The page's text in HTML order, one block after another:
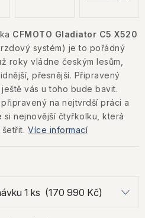
údajů
CFMOTO Gladiator C5 X520
systém) je to pořádný
roky vládne českým lesům,
přesnější. Připravený
vás u toho bude bavit.
na nejtvrdší práci a
nejnovější čtyřkolku, která
Více informací